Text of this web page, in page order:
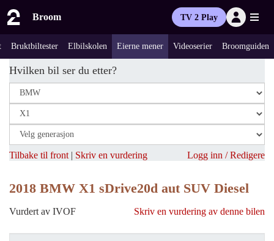
Broom TV 2 Play
Bruktbiltester Elbilskolen Eierne mener Videoserier Broomguiden
Hvilken bil ser du etter?
Tilbake til front | Skriv en vurdering Logg inn / Redigere
2018 BMW X1 sDrive20d aut SUV Diesel
Vurdert av IVOF Skriv en vurdering av denne bilen